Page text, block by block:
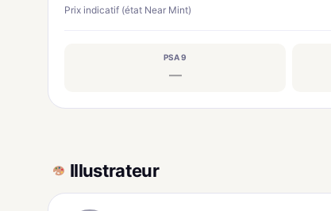
Prix indicatif (état Near Mint)
PSA 9
—
Illustrateur